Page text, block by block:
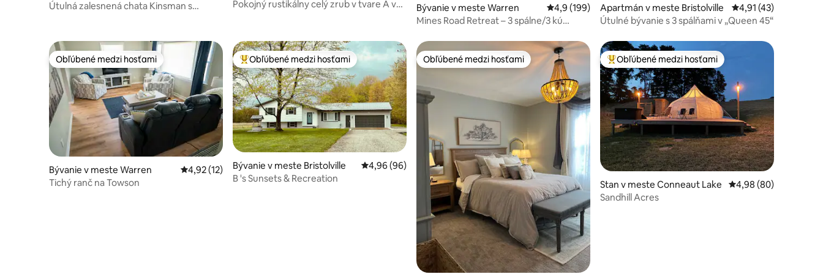
Útulná zalesnená chata Kinsman s
Pokojný rustikálny celý zrub v tvare A v
Bývanie v meste Warren Priemerné ohodnotenie 4,9 z 5, počet hodnotení: 199
4,9 (199)
Mines Road Retreat – 3 spálne/3 kú
Apartmán v meste Bristolville Priemerné
4,91 (43)
Útulné bývanie s 3 spálňami v „Queen 45“
Obľúbené medzi hosťami
Obľúbené medzi hosťami
Bývanie v meste Warren Priemerné ohodnotenie 4,92 z 5, počet hodnotení: 12
4,92 (12)
Tichý ranč na Towson
Najobľúbenejšie medzi hosťami
Obľúbené medzi hosťami
Bývanie v meste Bristolville Priemerné ohodnotenie 4,96 z 5, počet hodnotení: 96
4,96 (96)
B 's Sunsets & Recreation
Obľúbené medzi hosťami
Obľúbené medzi hosťami Najobľúbenejšie medzi hosťami
Obľúbené medzi hosťami
Stan v meste Conneaut Lake Priemerné
4,98 (80)
Sandhill Acres